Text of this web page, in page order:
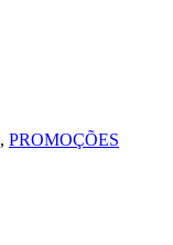
, PROMOÇÕES